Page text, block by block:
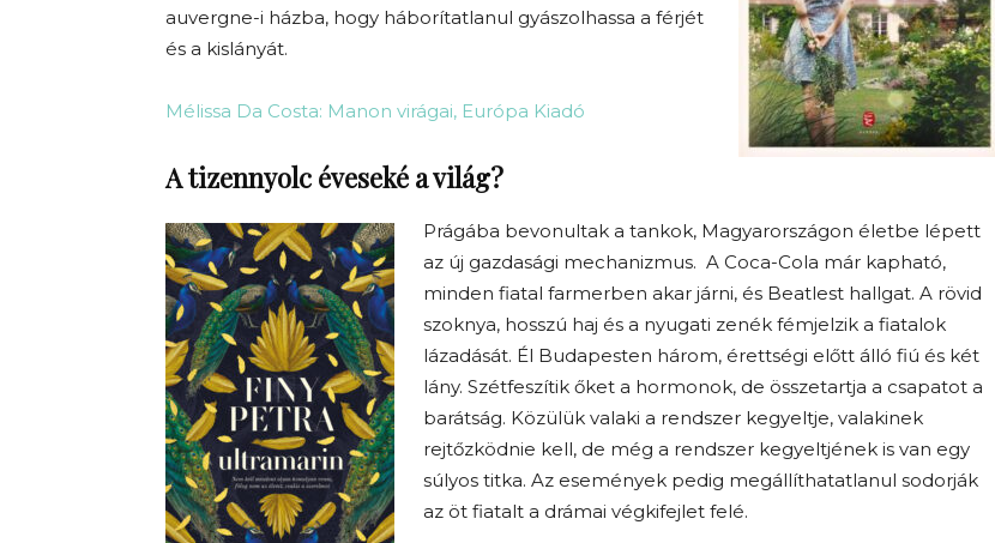
auvergne-i házba, hogy háborítatlanul gyászolhassa a férjét
és a kislányát.
Mélissa Da Costa: Manon virágai, Európa Kiadó
A tizennyolc éveseké a világ?
Prágába bevonultak a tankok, Magyarországon életbe lépett
az új gazdasági mechanizmus. A Coca-Cola már kapható,
minden fiatal farmerben akar járni, és Beatlest hallgat. A rövid
szoknya, hosszú haj és a nyugati zenék fémjelzik a fiatalok
lázadását. Él Budapesten három, érettségi előtt álló fiú és két
lány. Szétfeszítik őket a hormonok, de összetartja a csapatot a
barátság. Közülük valaki a rendszer kegyeltje, valakinek
rejtőzködnie kell, de még a rendszer kegyeltjének is van egy
súlyos titka. Az események pedig megállíthatatlanul sodorják
az öt fiatalt a drámai végkifejlet felé.